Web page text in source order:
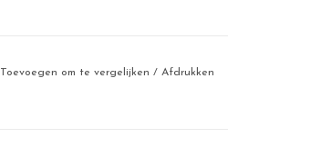
Toevoegen om te vergelijken / Afdrukken